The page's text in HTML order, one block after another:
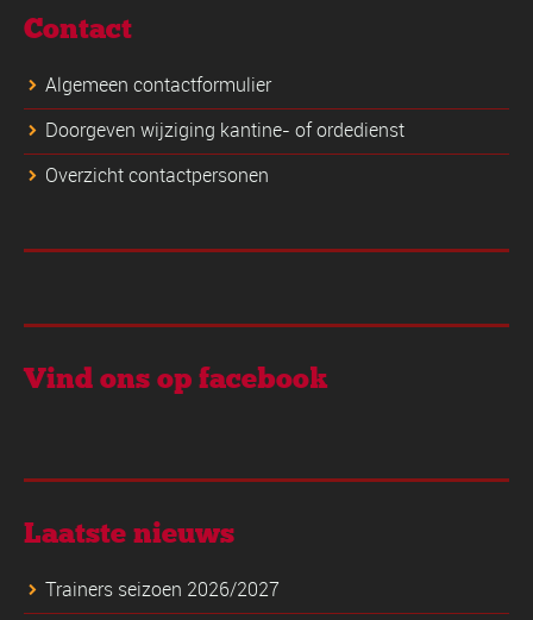
Contact
Algemeen contactformulier
Doorgeven wijziging kantine- of ordedienst
Overzicht contactpersonen
Vind ons op facebook
Laatste nieuws
Trainers seizoen 2026/2027